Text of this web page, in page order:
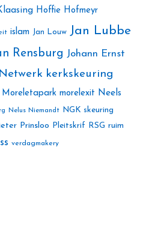
Hoffie Hofmeyr
islam Jan Louw Jan Lubbe
Rensburg Johann Ernst
kerkskeuring
Moreletapark morelexit Neels
Nelus Niemandt
NGK skeuring
Prinsloo Pleitskrif RSG ruim
verdagmakery